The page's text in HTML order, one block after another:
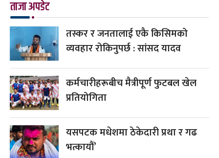
ताजा अपडेट
तस्कर र जनतालाई एकै किसिमको
व्यवहार रोकिनुपर्छ : सांसद यादव
कर्मचारीहरूबीच मैत्रीपूर्ण फुटबल खेल
प्रतियोगिता
यसपटक मधेशमा ठेकेदारी प्रथा र गढ
भत्कायौं’